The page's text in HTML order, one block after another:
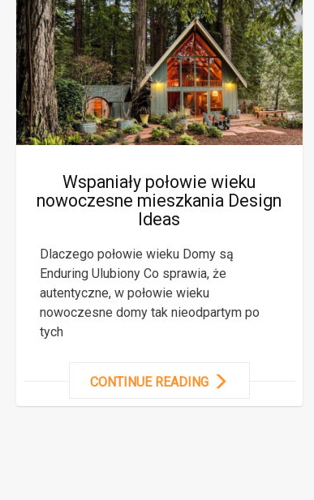
Wspaniały połowie wieku
nowoczesne mieszkania Design
Ideas
Dlaczego połowie wieku Domy są
Enduring Ulubiony Co sprawia, że ​​
autentyczne, w połowie wieku
nowoczesne domy tak nieodpartym po
tych
CONTINUE READING